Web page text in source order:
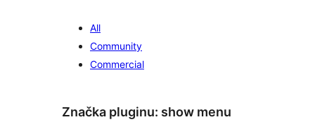
All
Community
Commercial
Značka pluginu: show menu